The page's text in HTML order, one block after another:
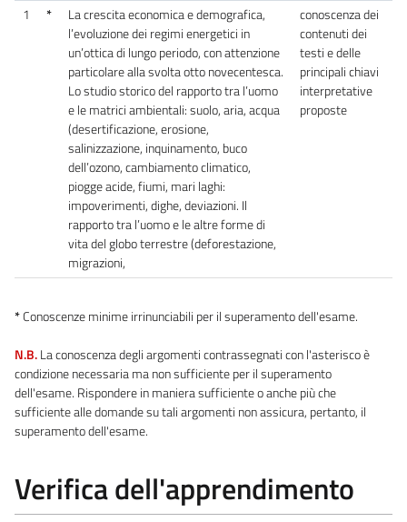
1
*
La crescita economica e demografica,
l’evoluzione dei regimi energetici in
un’ottica di lungo periodo, con attenzione
particolare alla svolta otto novecentesca.
Lo studio storico del rapporto tra l’uomo
e le matrici ambientali: suolo, aria, acqua
(desertificazione, erosione,
salinizzazione, inquinamento, buco
dell’ozono, cambiamento climatico,
piogge acide, fiumi, mari laghi:
impoverimenti, dighe, deviazioni. Il
rapporto tra l’uomo e le altre forme di
vita del globo terrestre (deforestazione,
migrazioni,
conoscenza dei
contenuti dei
testi e delle
principali chiavi
interpretative
proposte
*Conoscenze minime irrinunciabili per il superamento dell'esame.
N.B.La conoscenza degli argomenti contrassegnati con l'asterisco è
condizione necessaria ma non sufficiente per il superamento
dell'esame. Rispondere in maniera sufficiente o anche più che
sufficiente alle domande su tali argomenti non assicura, pertanto, il
superamento dell'esame.
Verifica dell'apprendimento